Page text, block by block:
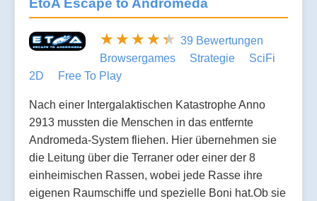
39 Bewertungen
Browsergames
Strategie
SciFi
2D
Free To Play
Nach einer Intergalaktischen Katastrophe Anno
2913 mussten die Menschen in das entfernte
Andromeda-System fliehen. Hier übernehmen sie
die Leitung über die Terraner oder einer der 8
einheimischen Rassen, wobei jede Rasse ihre
eigenen Raumschiffe und spezielle Boni hat.Ob sie